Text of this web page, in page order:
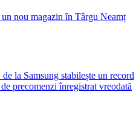
nou magazin în Târgu Neamț
la Samsung stabilește un record
precomenzi înregistrat vreodată